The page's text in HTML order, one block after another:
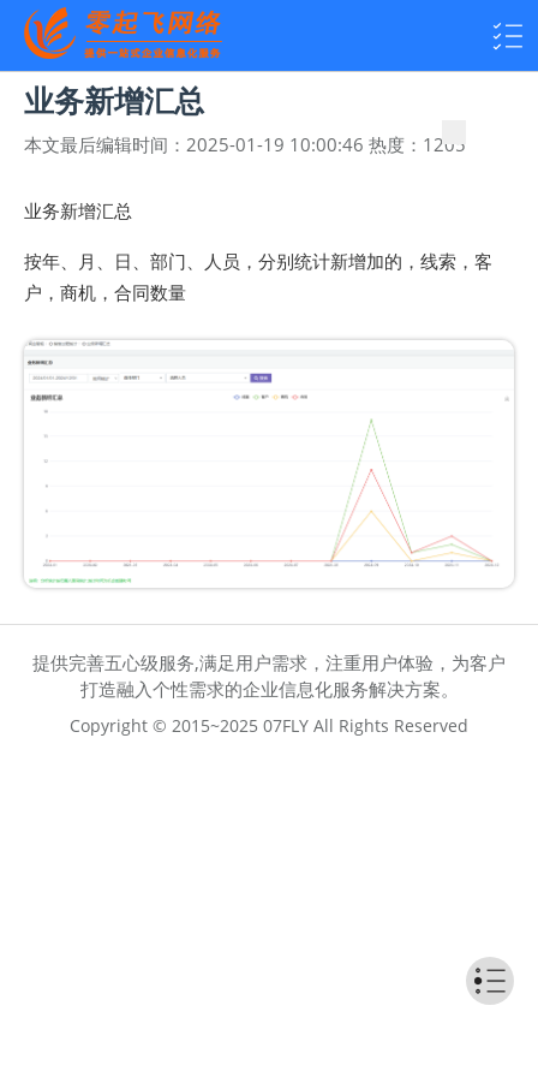
业务新增汇总
本文最后编辑时间： 2025-01-19 10:00:46 热度： 1205
业务新增汇总
按年、月、日、部门、人员，分别统计新增加的，线索，客
户，商机，合同数量
提供完善五心级服务,满足用户需求，注重用户体验，为客户
打造融入个性需求的企业信息化服务解决方案。
Copyright © 2015~2025 07FLY All Rights Reserved